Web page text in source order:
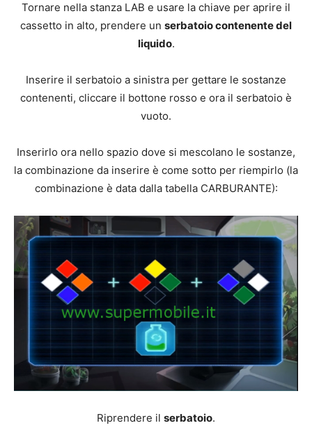
Tornare nella stanza LAB e usare la chiave per aprire il
cassetto in alto, prendere un serbatoio contenente del
liquido.
Inserire il serbatoio a sinistra per gettare le sostanze
contenenti, cliccare il bottone rosso e ora il serbatoio è
vuoto.
Inserirlo ora nello spazio dove si mescolano le sostanze,
la combinazione da inserire è come sotto per riempirlo (la
combinazione è data dalla tabella CARBURANTE):
Riprendere il serbatoio.